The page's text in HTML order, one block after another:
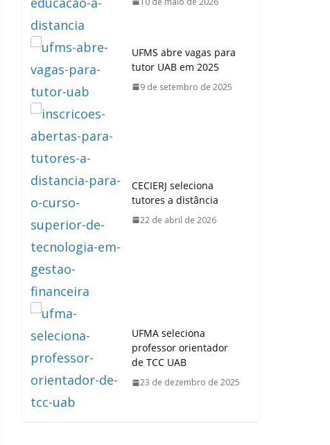
UFMS abre vagas para
tutor UAB em 2025
9 de setembro de 2025
CECIERJ seleciona
tutores a distância
22 de abril de 2026
UFMA seleciona
professor orientador
de TCC UAB
23 de dezembro de 2025